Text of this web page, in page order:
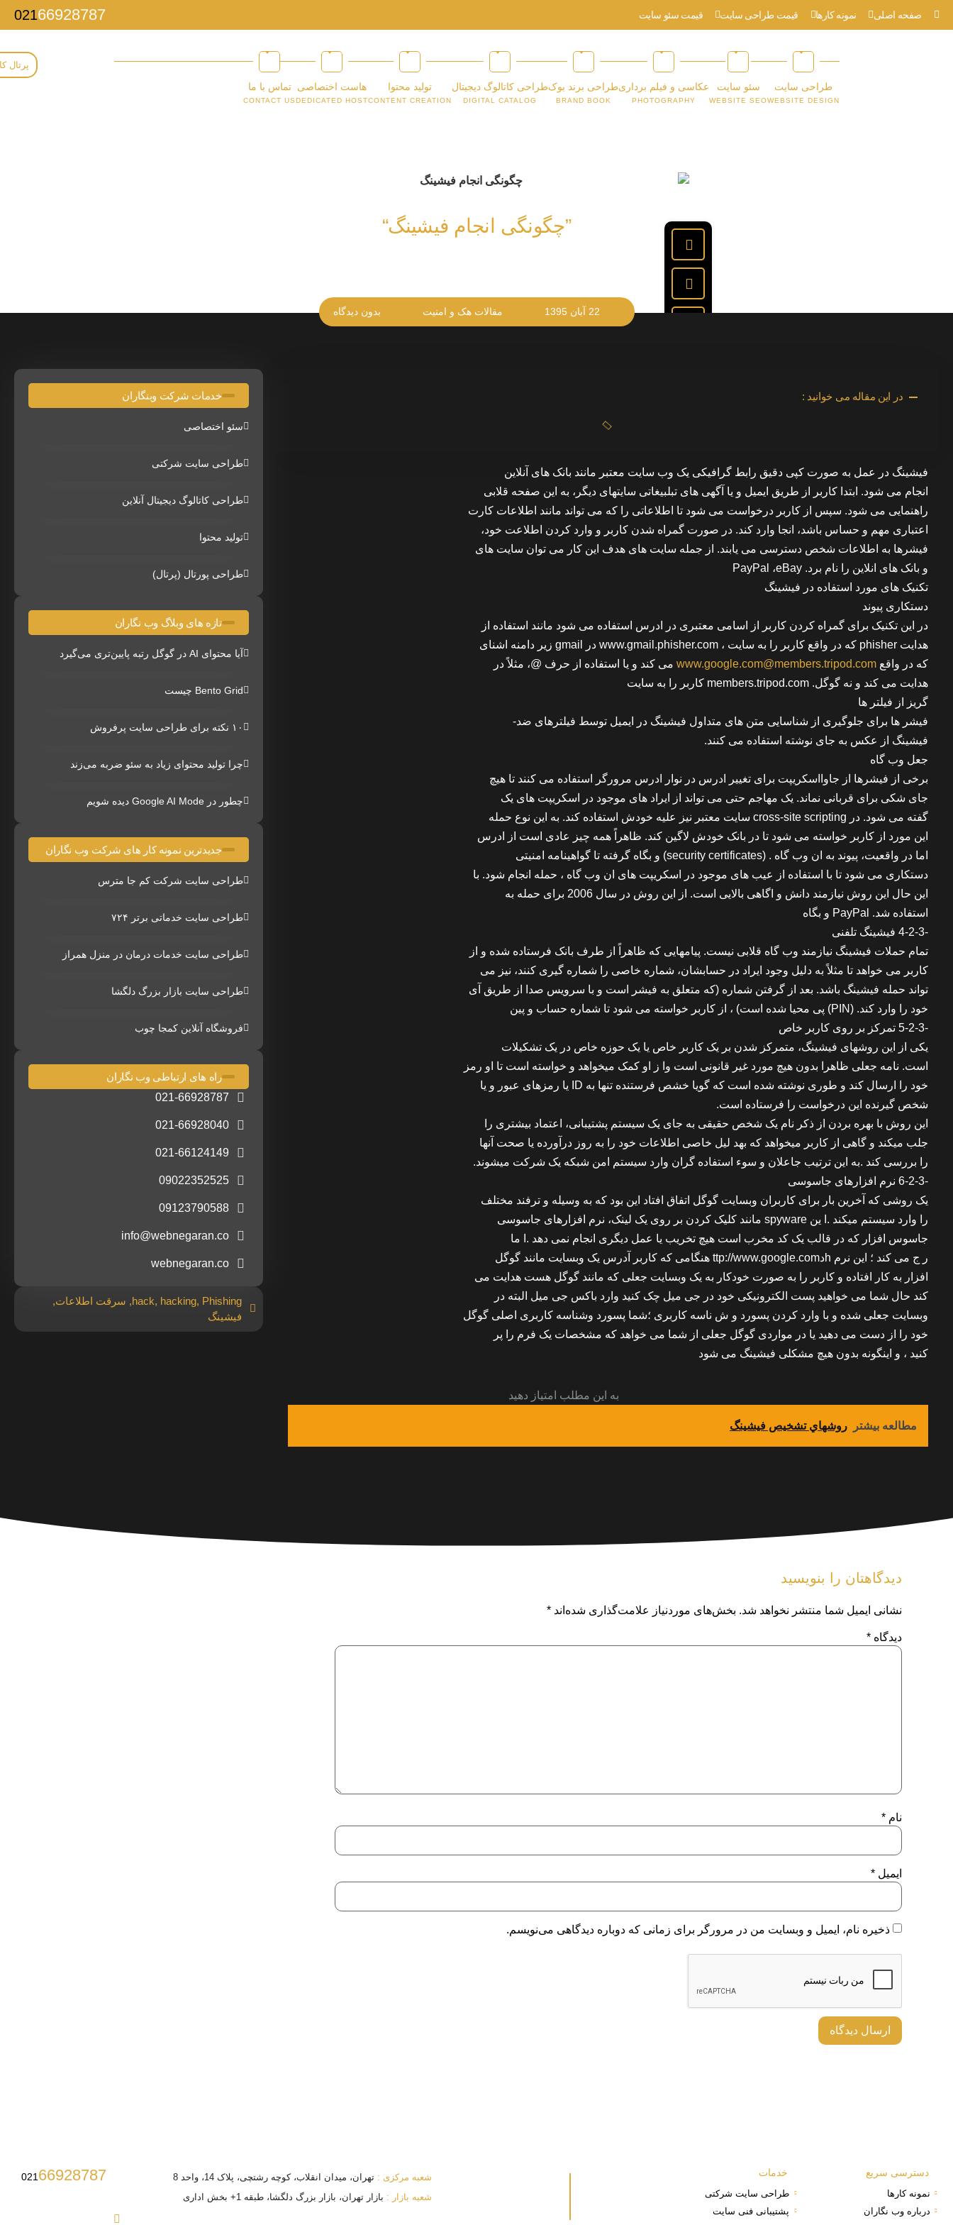
صفحه اصلی نمونه کارها قیمت طراحی سایت قیمت سئو سایت 02166928787
طراحی سایت
WEBSITE DESIGN
سئو سایت
WEBSITE SEO
عکاسی و فیلم برداری
PHOTOGRAPHY
طراحی برند بوک
BRAND BOOK
طراحی کاتالوگ دیجیتال
DIGITAL CATALOG
تولید محتوا
CONTENT CREATION
هاست اختصاصی
DEDICATED HOST
تماس با ما
CONTACT US
پرتال
”چگونگی انجام فیشینگ“
22 آبان 1395 مقالات هک و امنیت بدون دیدگاه
در این مقاله می خوانید :
فیشینگ در عمل به صورت کپی دقیق رابط گرافیکی یک وب سایت معتبر مانند بانک های آنلاین
انجام می شود. ابتدا کاربر از طریق ایمیل و یا آگهی های تبلبیغاتی سایتهای دیگر، به این صفحه قلابی
راهنمایی می شود. سپس از کاربر درخواست می شود تا اطلاعاتی را که می تواند مانند اطلاعات کارت
اعتباری مهم و حساس باشد، انجا وارد کند. در صورت گمراه شدن کاربر و وارد کردن اطلاعت خود،
فیشرها به اطلاعات شخص دسترسی می یابند. از جمله سایت های هدف این کار می توان سایت های
و بانک های انلاین را نام برد. PayPal ،eBay
تکنیک های مورد استفاده در فیشینگ
دستکاری پیوند
در این تکنیک برای گمراه کردن کاربر از اسامی معتبری در ادرس استفاده می شود مانند استفاده از
هدایت phisher که در واقع کاربر را به سایت ، www.gmail.phisher.com در gmail زیر دامنه اشنای
که در واقع www.google.com@members.tripod.com می کند و یا استفاده از حرف @، مثلاً در
هدایت می کند و نه گوگل. members.tripod.com کاربر را به سایت
گریز از فیلتر ها
فیشر ها برای جلوگیری از شناسایی متن های متداول فیشینگ در ایمیل توسط فیلترهای ضد-
فیشینگ از عکس به جای نوشته استفاده می کنند.
جعل وب گاه
برخی از فیشرها از جاوااسکریپت برای تغییر ادرس در نوار ادرس مرورگر استفاده می کنند تا هیچ
جای شکی برای قربانی نماند. یک مهاجم حتی می تواند از ایراد های موجود در اسکریپت های یک
گفته می شود. در cross-site scripting سایت معتبر نیز علیه خودش استفاده کند. به این نوع حمله
این مورد از کاربر خواسته می شود تا در بانک خودش لاگین کند. ظاهراً همه چیز عادی است از ادرس
اما در واقعیت، پیوند به ان وب گاه . (security certificates) و بگاه گرفته تا گواهینامه امنیتی
دستکاری می شود تا با استفاده از عیب های موجود در اسکریپت های ان وب گاه ، حمله انجام شود. با
این حال این روش نیازمند دانش و اگاهی بالایی است. از این روش در سال 2006 برای حمله به
استفاده شد. PayPal و بگاه
-4-2-3 فیشینگ تلفنی
تمام حملات فیشینگ نیازمند وب گاه قلابی نیست. پیامهایی که ظاهراً از طرف بانک فرستاده شده و از
کاربر می خواهد تا مثلاً به دلیل وجود ایراد در حسابشان، شماره خاصی را شماره گیری کنند، نیز می
تواند حمله فیشینگ باشد. بعد از گرفتن شماره (که متعلق به فیشر است و با سرویس صدا از طریق آی
خود را وارد کند. (PIN) پی محیا شده است) ، از کاربر خواسته می شود تا شماره حساب و پین
-5-2-3 تمرکز بر روی کاربر خاص
یکی از این روشهای فیشینگ، متمرکز شدن بر یک کاربر خاص یا یک حوزه خاص در یک تشکیلات
است. نامه جعلی ظاهرا بدون هیچ مورد غیر قانونی است وا ز او کمک میخواهد و خواسته است تا او رمز
خود را ارسال کند و طوری نوشته شده است که گویا خشص فرستنده تنها به ID یا رمزهای عبور و یا
شخص گیرنده این درخواست را فرستاده است.
این روش با بهره بردن از ذکر نام یک شخص حقیقی به جای یک سیستم پشتیبانی، اعتماد بیشتری را
جلب میکند و گاهی از کاربر میخواهد که بهد لیل خاصی اطلاعات خود را به روز درآورده یا صحت آنها
را بررسی کند .به این ترتیب جاعلان و سوء استفاده گران وارد سیستم امن شبکه یک شرکت میشوند.
-6-2-3 نرم افزارهای جاسوسی
یک روشی که آخرین بار برای کاربران وبسایت گوگل اتفاق افتاد این بود که به وسیله و ترفند مختلف
را وارد سیستم میکند .ا ین spyware مانند کلیک کردن بر روی یک لینک، نرم افزارهای جاسوسی
جاسوس افزار که در قالب یک کد مخرب است هیچ تخریب یا عمل دیگری انجام نمی دهد .ا ما
ر ج می کند ؛ این نرم hدttp://www.google.com هنگامی که کاربر آدرس یک وبسایت مانند گوگل
افزار به کار افتاده و کاربر را به صورت خودکار به یک وبسایت جعلی که مانند گوگل هست هدایت می
کند حال شما می خواهید پست الکترونیکی خود در جی میل چک کنید وارد باکس جی میل البته در
وبسایت جعلی شده و با وارد کردن پسورد و ش ناسه کاربری ؛شما پسورد وشناسه کاربری اصلی گوگل
خود را از دست می دهید یا در مواردی گوگل جعلی از شما می خواهد که مشخصات یک فرم را پر
کنید ، و اینگونه بدون هیچ مشکلی فیشینگ می شود
به این مطلب امتیاز دهید
مطالعه بیشتر روشهاي تشخیص فیشینگ
خدمات شرکت وبنگاران
سئو اختصاصی
طراحی سایت شرکتی
طراحی کاتالوگ دیجیتال آنلاین
تولید محتوا
طراحی پورتال (پرتال)
تازه های وبلاگ وب نگاران
آیا محتوای AI در گوگل رتبه پایین‌تری می‌گیرد
Bento Grid چیست
۱۰ نکته برای طراحی سایت پرفروش
چرا تولید محتوای زیاد به سئو ضربه می‌زند
چطور در Google AI Mode دیده شویم
جدیدترین نمونه کار های شرکت وب نگاران
طراحی سایت شرکت کم جا مترس
طراحی سایت خدماتی برتر ۷۲۴
طراحی سایت خدمات درمان در منزل همراز
طراحی سایت بازار بزرگ دلگشا
فروشگاه آنلاین کمجا چوب
راه های ارتباطی وب نگاران
021-66928787
021-66928040
021-66124149
09022352525
09123790588
info@webnegaran.co
webnegaran.co
hack, hacking, Phishing
, سرقت اطلاعات,
فیشینگ
دیدگاهتان را بنویسید
نشانی ایمیل شما منتشر نخواهد شد. بخش‌های موردنیاز علامت‌گذاری شده‌اند *
دیدگاه *
نام *
ایمیل *
ذخیره نام، ایمیل و وبسایت من در مرورگر برای زمانی که دوباره دیدگاهی می‌نویسم.
دسترسی سریع
نمونه کارها
درباره وب نگاران
خدمات
طراحی سایت شرکتی
پشتیبانی فنی سایت
شعبه مرکزی : تهران، میدان انقلاب، کوچه رشتچی، پلاک 14، واحد 8
شعبه بازار : بازار تهران، بازار بزرگ دلگشا، طبقه 1+ بخش اداری
021 66928787